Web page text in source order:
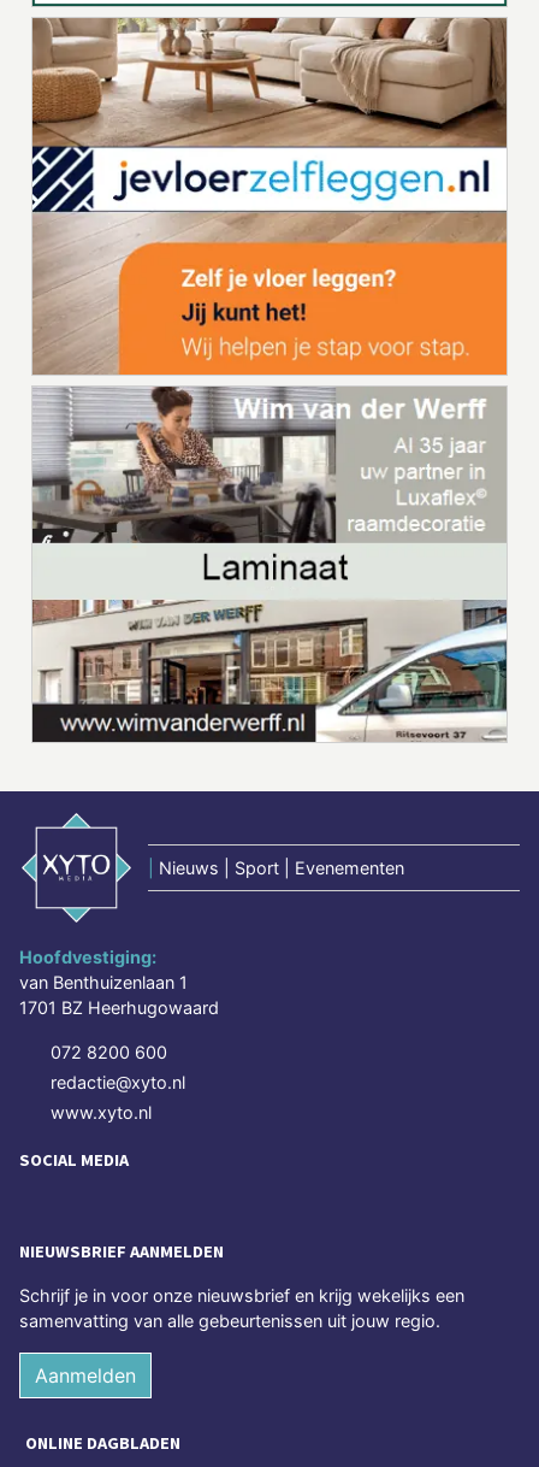
Nieuws | Sport | Evenementen
Hoofdvestiging:
van Benthuizenlaan 1
1701 BZ Heerhugowaard
072 8200 600
redactie@xyto.nl
www.xyto.nl
SOCIAL MEDIA
NIEUWSBRIEF AANMELDEN
Schrijf je in voor onze nieuwsbrief en krijg wekelijks een
samenvatting van alle gebeurtenissen uit jouw regio.
Aanmelden
ONLINE DAGBLADEN